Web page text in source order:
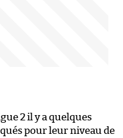
2 il y a quelques
pour leur niveau de